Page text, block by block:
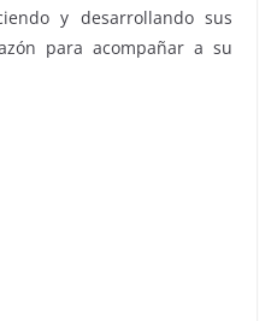
y desarrollando sus
para acompañar a su